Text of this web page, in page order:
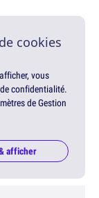
cookies
vous
confidentialité.
de Gestion
afficher